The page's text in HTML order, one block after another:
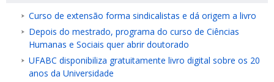
Curso de extensão forma sindicalistas e dá origem a livro
Depois do mestrado, programa do curso de Ciências
Humanas e Sociais quer abrir doutorado
UFABC disponibiliza gratuitamente livro digital sobre os 20
anos da Universidade